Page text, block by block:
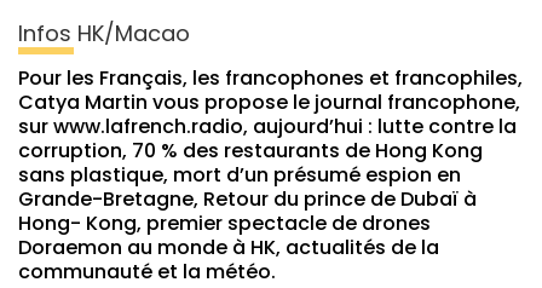
Infos HK/Macao
Pour les Français, les francophones et francophiles,
Catya Martin vous propose le journal francophone,
sur www.lafrench.radio, aujourd’hui : lutte contre la
corruption, 70 % des restaurants de Hong Kong
sans plastique, mort d’un présumé espion en
Grande-Bretagne, Retour du prince de Dubaï à
Hong- Kong, premier spectacle de drones
Doraemon au monde à HK, actualités de la
communauté et la météo.